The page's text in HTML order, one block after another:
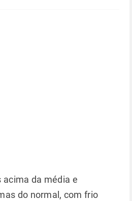
acima da média e
do normal, com frio